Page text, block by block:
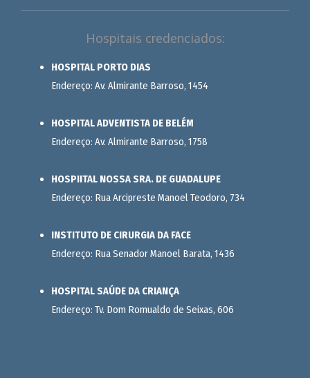
Hospitais credenciados:
HOSPITAL PORTO DIAS
Endereço: Av. Almirante Barroso, 1454
HOSPITAL ADVENTISTA DE BELÉM
Endereço: Av. Almirante Barroso, 1758
HOSPIITAL NOSSA SRA. DE GUADALUPE
Endereço: Rua Arcipreste Manoel Teodoro, 734
INSTITUTO DE CIRURGIA DA FACE
Endereço: Rua Senador Manoel Barata, 1436
HOSPITAL SAÚDE DA CRIANÇA
Endereço: Tv. Dom Romualdo de Seixas, 606